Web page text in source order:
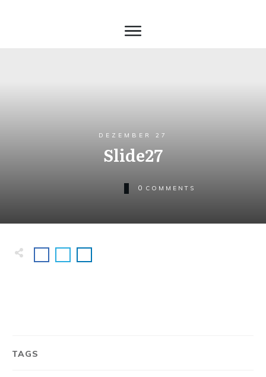
DEZEMBER 27
Slide27
0 COMMENTS
TAGS